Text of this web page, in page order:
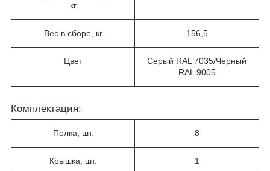
кг
Вес в сборе, кг 156,5
Цвет
Серый RAL 7035/Черный
RAL 9005
Комплектация:
Полка, шт. 8
Крышка, шт. 1